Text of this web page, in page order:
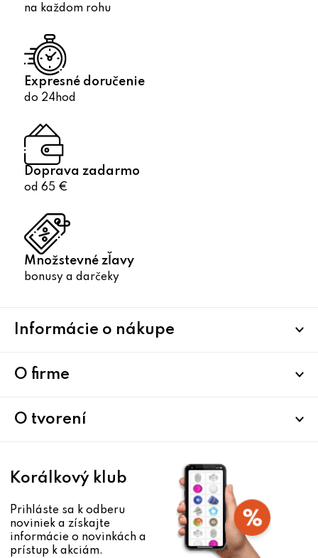
na každom rohu
Expresné doručenie
do 24hod
Doprava zadarmo
od 65 €
Množstevné zľavy
bonusy a darčeky
Informácie o nákupe
O firme
O tvorení
Korálkový klub
Prihláste sa k odberu
noviniek a získajte
informácie o novinkách a
prístup k akciám.